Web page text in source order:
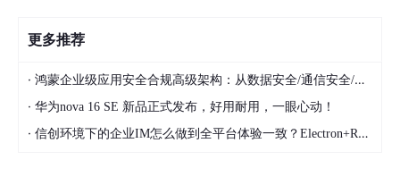
更多推荐
· 鸿蒙企业级应用安全合规高级架构：从数据安全/通信安全/代码安全/隐私合规四位一体整体设计方案
· 华为nova 16 SE 新品正式发布，好用耐用，一眼心动！
· 信创环境下的企业IM怎么做到全平台体验一致？Electron+Rust架构拆解